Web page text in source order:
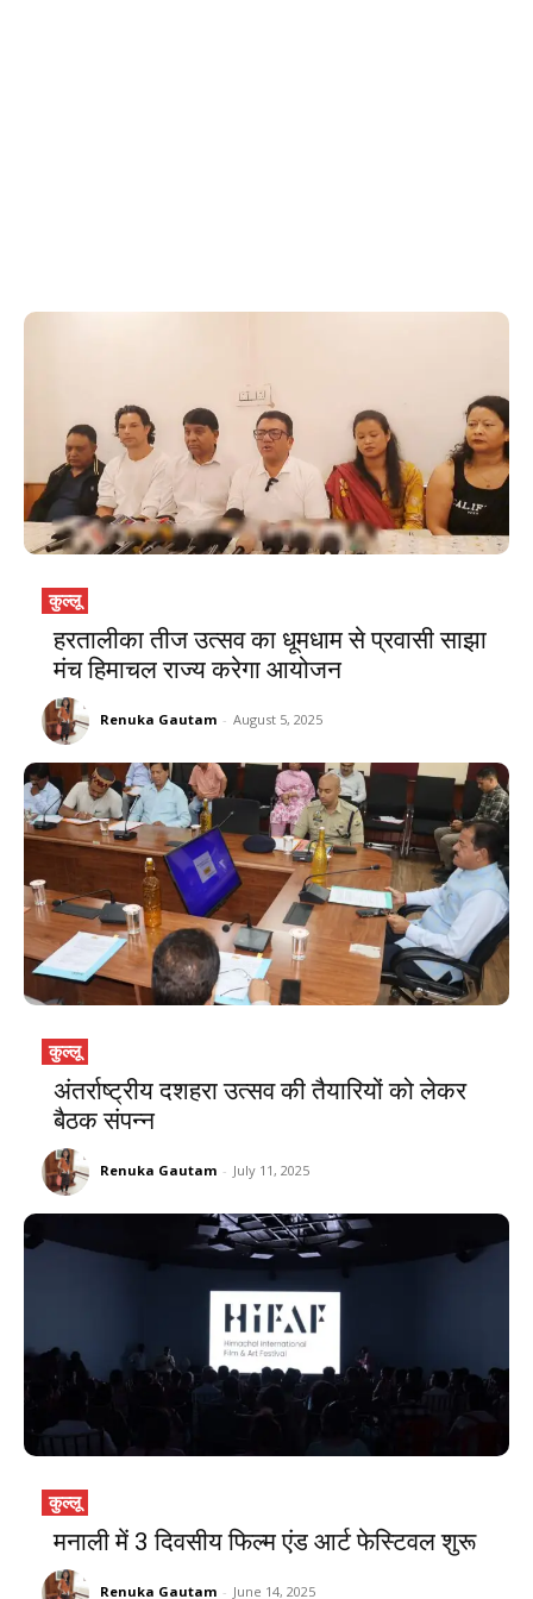
कुल्लू
हरतालीका तीज उत्सव का धूमधाम से प्रवासी साझा
मंच हिमाचल राज्य करेगा आयोजन
Renuka Gautam - August 5, 2025
कुल्लू
अंतर्राष्ट्रीय दशहरा उत्सव की तैयारियों को लेकर
बैठक संपन्न
Renuka Gautam - July 11, 2025
कुल्लू
मनाली में 3 दिवसीय फिल्म एंड आर्ट फेस्टिवल शुरू
Renuka Gautam - June 14, 2025